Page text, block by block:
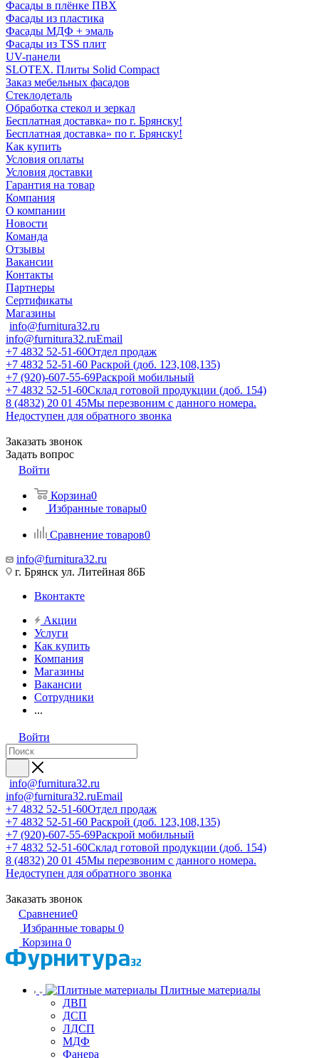
Фасады в плёнке ПВХ
Фасады из пластика
Фасады МДФ + эмаль
Фасады из TSS плит
UV-панели
SLOTEX. Плиты Solid Compact
Заказ мебельных фасадов
Стеклодеталь
Обработка стекол и зеркал
Бесплатная доставка» по г. Брянску!
Бесплатная доставка» по г. Брянску!
Как купить
Условия оплаты
Условия доставки
Гарантия на товар
Компания
О компании
Новости
Команда
Отзывы
Вакансии
Контакты
Партнеры
Сертификаты
Магазины
info@furnitura32.ru
info@furnitura32.ruEmail
+7 4832 52-51-60Отдел продаж
+7 4832 52-51-60 Раскрой (доб. 123,108,135)
+7 (920)-607-55-69Раскрой мобильный
+7 4832 52-51-60Склад готовой продукции (доб. 154)
8 (4832) 20 01 45Мы перезвоним с данного номера.
Недоступен для обратного звонка
Заказать звонок
Задать вопрос
Войти
Корзина0
Избранные товары0
Сравнение товаров0
info@furnitura32.ru
г. Брянск ул. Литейная 86Б
Вконтакте
Акции
Услуги
Как купить
Компания
Магазины
Вакансии
Сотрудники
...
Войти
info@furnitura32.ru
info@furnitura32.ruEmail
+7 4832 52-51-60Отдел продаж
+7 4832 52-51-60 Раскрой (доб. 123,108,135)
+7 (920)-607-55-69Раскрой мобильный
+7 4832 52-51-60Склад готовой продукции (доб. 154)
8 (4832) 20 01 45Мы перезвоним с данного номера.
Недоступен для обратного звонка
Заказать звонок
Сравнение0
Избранные товары 0
Корзина 0
Плитные материалы
ДВП
ДСП
ЛДСП
МДФ
Фанера